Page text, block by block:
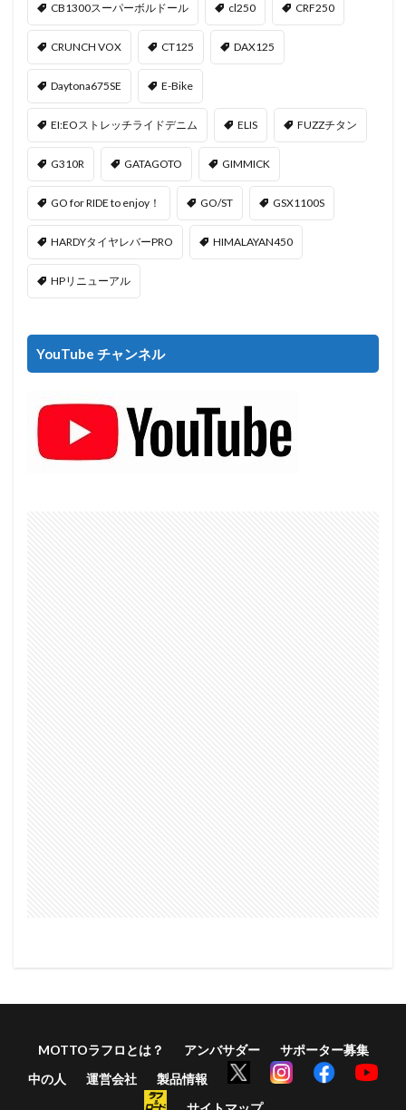
CB1300スーパーボルドール cl250 CRF250
CRUNCH VOX CT125 DAX125
Daytona675SE E-Bike
EI:EOストレッチライドデニム ELIS FUZZチタン
G310R GATAGOTO GIMMICK
GO for RIDE to enjoy！ GO/ST GSX1100S
HARDYタイヤレバーPRO HIMALAYAN450
HPリニューアル
YouTube チャンネル
MOTTOラフロとは？ アンバサダー
サポーター募集
中の人
運営会社
製品情報